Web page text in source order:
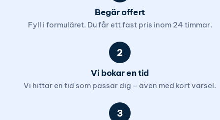
Begär offert
Fyll i formuläret. Du får ett fast pris inom 24 timmar.
2
Vi bokar en tid
Vi hittar en tid som passar dig – även med kort varsel.
3